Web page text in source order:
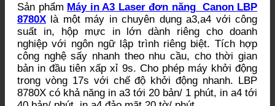
Sản phẩm Máy in A3 Laser đơn năng Canon LBP
8780X là một máy in chuyên dụng a3,a4 với công
suất in, hộp mực in lớn dành riêng cho doanh
nghiệp với ngôn ngữ lập trình riêng biệt. Tích hợp
công nghệ sấy nhanh theo nhu cầu, cho thời gian
bản in đầu tiên xấp xỉ 9s. Cho phép máy khởi động
trong vòng 17s với chế độ khởi động nhanh. LBP
8780X có khả năng in a3 tới 20 bản/ 1 phút, in a4 tới